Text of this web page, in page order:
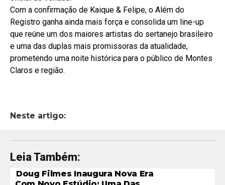
Com a confirmação de Kaique & Felipe, o Além do
Registro ganha ainda mais força e consolida um line-up
que reúne um dos maiores artistas do sertanejo brasileiro
e uma das duplas mais promissoras da atualidade,
prometendo uma noite histórica para o público de Montes
Claros e região.
Neste artigo:
Leia Também:
Doug Filmes Inaugura Nova Era